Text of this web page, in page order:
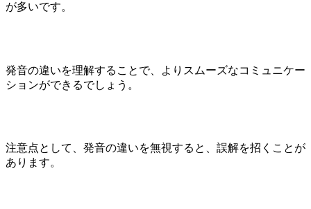
が多いです。
発音の違いを理解することで、よりスムーズなコミュニケー
ションができるでしょう。
注意点として、発音の違いを無視すると、誤解を招くことが
あります。